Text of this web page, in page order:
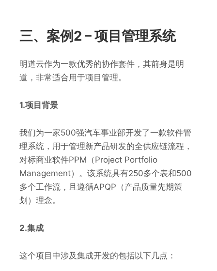
三、案例2 – 项目管理系统
明道云作为一款优秀的协作套件，其前身是明
道，非常适合用于项目管理。
1.项目背景
我们为一家500强汽车事业部开发了一款软件管
理系统，用于管理新产品研发的全供应链流程，
对标商业软件PPM（Project Portfolio
Management）。该系统具有250多个表和500
多个工作流，且遵循APQP（产品质量先期策
划）理念。
2.集成
这个项目中涉及集成开发的包括以下几点：